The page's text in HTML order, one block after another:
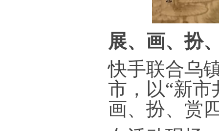
展、画、扮
快手联合乌
市，以“新市
画、扮、赏